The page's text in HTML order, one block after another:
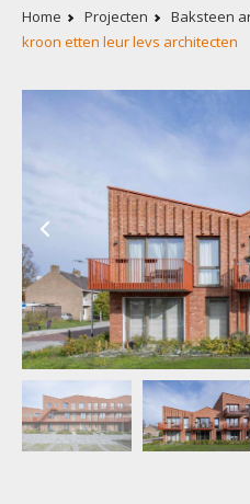
Kruimelpad
Home Projecten Baksteen
kroon etten leur levs architecten